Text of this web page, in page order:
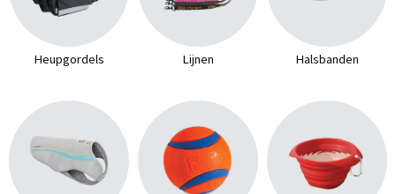
Heupgordels Lijnen Halsbanden